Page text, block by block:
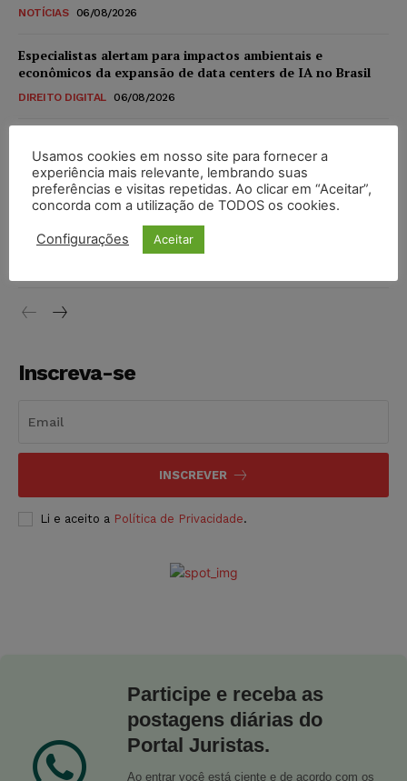
NOTÍCIAS 06/08/2026
Especialistas alertam para impactos ambientais e
econômicos da expansão de data centers de IA no Brasil
DIREITO DIGITAL 06/08/2026
invioláveis após assinatura digital e lacração
NOTÍCIAS 06/08/2026
STF inicia julgamento sobre constitucionalidade da
proibição dos jogos de azar no Brasil
Inscreva-se
INSCREVER
Li e aceito a Política de Privacidade.
Participe e receba as
postagens diárias do
Portal Juristas.
Ao entrar você está ciente e de acordo com os
Usamos cookies em nosso site para fornecer a
experiência mais relevante, lembrando suas
preferências e visitas repetidas. Ao clicar em “Aceitar”,
concorda com a utilização de TODOS os cookies.
Configurações Aceitar